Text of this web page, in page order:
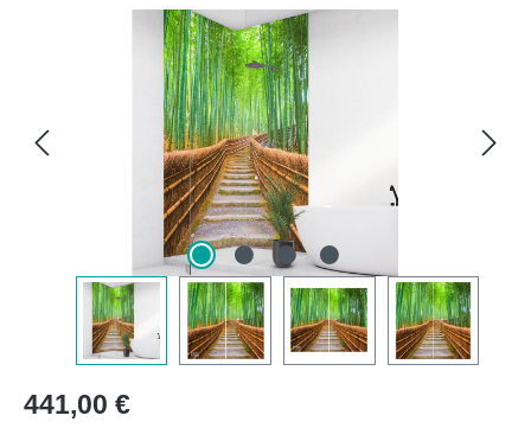
Regulärer Preis:
441,00 €